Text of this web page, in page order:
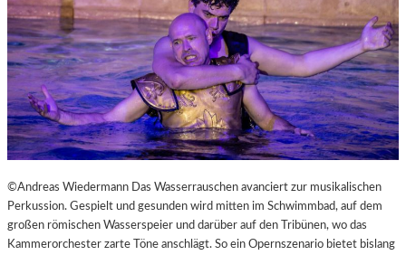
S
T
M
E
S
S
E
©Andreas Wiedermann Das Wasserrauschen avanciert zur musikalischen
Perkussion. Gespielt und gesunden wird mitten im Schwimmbad, auf dem
großen römischen Wasserspeier und darüber auf den Tribünen, wo das
Kammerorchester zarte Töne anschlägt. So ein Opernszenario bietet bislang